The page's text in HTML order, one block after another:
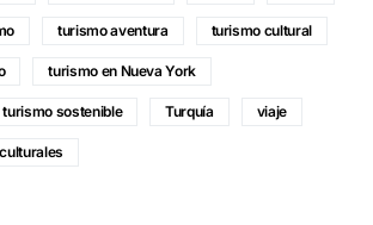
turismo aventura turismo cultural
turismo en Nueva York
turismo sostenible Turquía viaje